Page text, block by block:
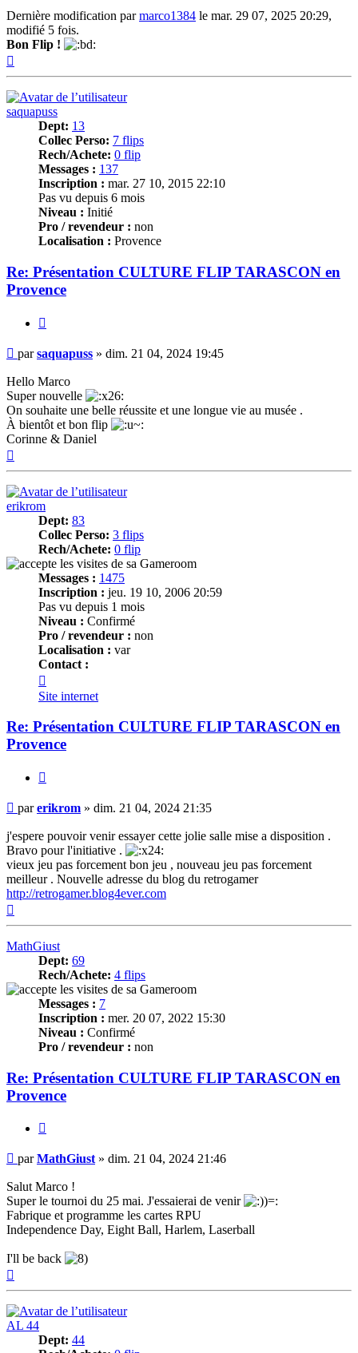
Dernière modification parmarco1384 le mar. 29 07, 2025 20:29,
modifié 5 fois.
Bon Flip !
saquapuss
Dept: 13
Collec Perso: 7 flips
Rech/Achete: 0 flip
Messages : 137
Inscription : mar. 27 10, 2015 22:10
Pas vu depuis 6 mois
Niveau : Initié
Pro / revendeur : non
Localisation : Provence
Re: Présentation CULTURE FLIP TARASCON en
Provence
Message
parsaquapuss » dim. 21 04, 2024 19:45
Hello Marco
Super nouvelle
On souhaite une belle réussite et une longue vie au musée .
À bientôt et bon flip
Corinne & Daniel
erikrom
Dept: 83
Collec Perso: 3 flips
Rech/Achete: 0 flip
Messages : 1475
Inscription : jeu. 19 10, 2006 20:59
Pas vu depuis 1 mois
Niveau : Confirmé
Pro / revendeur : non
Localisation : var
Contact :
erikrom
Site internet
Re: Présentation CULTURE FLIP TARASCON en
Provence
Message
parerikrom » dim. 21 04, 2024 21:35
j'espere pouvoir venir essayer cette jolie salle mise a disposition .
Bravo pour l'initiative .
vieux jeu pas forcement bon jeu , nouveau jeu pas forcement
meilleur . Nouvelle adresse du blog du retrogamer
http://retrogamer.blog4ever.com
MathGiust
Dept: 69
Rech/Achete: 4 flips
Messages : 7
Inscription : mer. 20 07, 2022 15:30
Niveau : Confirmé
Pro / revendeur : non
Re: Présentation CULTURE FLIP TARASCON en
Provence
Message
parMathGiust» dim. 21 04, 2024 21:46
Salut Marco !
Super le tournoi du 25 mai. J'essaierai de venir
Fabrique et programme les cartes RPU
Independence Day, Eight Ball, Harlem, Laserball
I'll be back
AL 44
Dept: 44